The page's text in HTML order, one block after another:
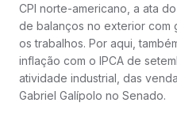
CPI norte-americano, a ata
de balanços no exterior com
os trabalhos. Por aqui,
inflação com o IPCA de
atividade industrial, das
Gabriel Galípolo no Senado.